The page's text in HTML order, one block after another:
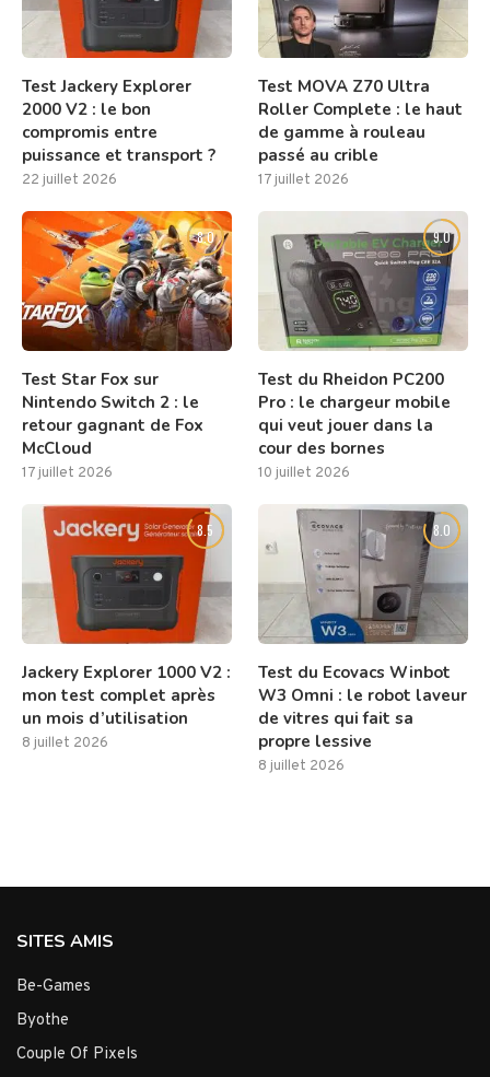
Test Jackery Explorer
2000 V2 : le bon
compromis entre
puissance et transport ?
22 juillet 2026
Test MOVA Z70 Ultra
Roller Complete : le haut
de gamme à rouleau
passé au crible
17 juillet 2026
8.0
Test Star Fox sur
Nintendo Switch 2 : le
retour gagnant de Fox
McCloud
17 juillet 2026
9.0
Test du Rheidon PC200
Pro : le chargeur mobile
qui veut jouer dans la
cour des bornes
10 juillet 2026
8.5
Jackery Explorer 1000 V2 :
mon test complet après
un mois d’utilisation
8 juillet 2026
8.0
Test du Ecovacs Winbot
W3 Omni : le robot laveur
de vitres qui fait sa
propre lessive
8 juillet 2026
SITES AMIS
Be-Games
Byothe
Couple Of Pixels